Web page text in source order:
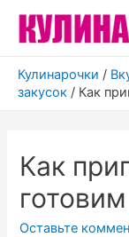
Кулинарочки /
закусок / Как
Как
Оставьте